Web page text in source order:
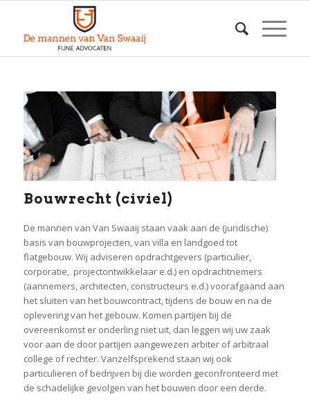
Bouwrecht (civiel)
De mannen van Van Swaaij staan vaak aan de (juridische)
basis van bouwprojecten, van villa en landgoed tot
flatgebouw. Wij adviseren opdrachtgevers (particulier,
corporatie, projectontwikkelaar e.d.) en opdrachtnemers
(aannemers, architecten, constructeurs e.d.) voorafgaand aan
het sluiten van het bouwcontract, tijdens de bouw en na de
oplevering van het gebouw. Komen partijen bij de
overeenkomst er onderling niet uit, dan leggen wij uw zaak
voor aan de door partijen aangewezen arbiter of arbitraal
college of rechter. Vanzelfsprekend staan wij ook
particulieren of bedrijven bij die worden geconfronteerd met
de schadelijke gevolgen van het bouwen door een derde.